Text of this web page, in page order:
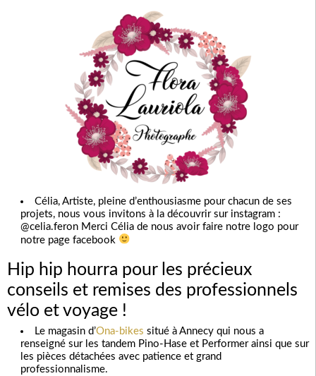
Célia, Artiste, pleine d’enthousiasme pour chacun de ses
projets, nous vous invitons à la découvrir sur instagram :
@celia.feron Merci Célia de nous avoir faire notre logo pour
notre page facebook
Hip hip hourra pour les précieux
conseils et remises des professionnels
vélo et voyage !
Le magasin d’Ona-bikes situé à Annecy qui nous a
renseigné sur les tandem Pino-Hase et Performer ainsi que sur
les pièces détachées avec patience et grand
professionnalisme.